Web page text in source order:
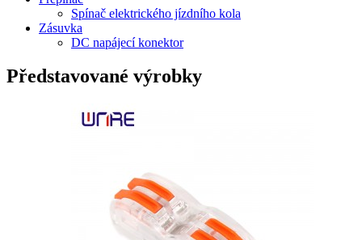
Spínač elektrického jízdního kola
Zásuvka
DC napájecí konektor
Představované výrobky